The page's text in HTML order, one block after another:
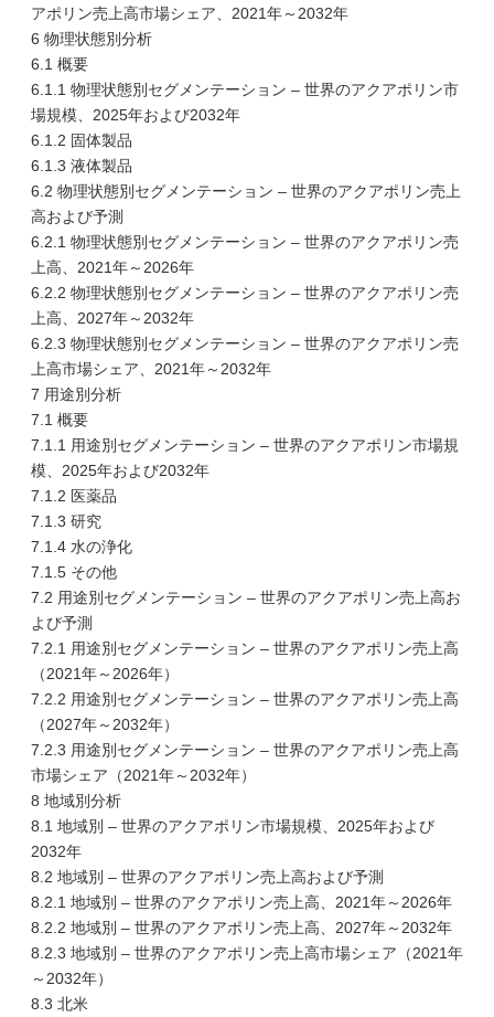
アポリン売上高市場シェア、2021年～2032年
6 物理状態別分析
6.1 概要
6.1.1 物理状態別セグメンテーション – 世界のアクアポリン市
場規模、2025年および2032年
6.1.2 固体製品
6.1.3 液体製品
6.2 物理状態別セグメンテーション – 世界のアクアポリン売上
高および予測
6.2.1 物理状態別セグメンテーション – 世界のアクアポリン売
上高、2021年～2026年
6.2.2 物理状態別セグメンテーション – 世界のアクアポリン売
上高、2027年～2032年
6.2.3 物理状態別セグメンテーション – 世界のアクアポリン売
上高市場シェア、2021年～2032年
7 用途別分析
7.1 概要
7.1.1 用途別セグメンテーション – 世界のアクアポリン市場規
模、2025年および2032年
7.1.2 医薬品
7.1.3 研究
7.1.4 水の浄化
7.1.5 その他
7.2 用途別セグメンテーション – 世界のアクアポリン売上高お
よび予測
7.2.1 用途別セグメンテーション – 世界のアクアポリン売上高
（2021年～2026年）
7.2.2 用途別セグメンテーション – 世界のアクアポリン売上高
（2027年～2032年）
7.2.3 用途別セグメンテーション – 世界のアクアポリン売上高
市場シェア（2021年～2032年）
8 地域別分析
8.1 地域別 – 世界のアクアポリン市場規模、2025年および
2032年
8.2 地域別 – 世界のアクアポリン売上高および予測
8.2.1 地域別 – 世界のアクアポリン売上高、2021年～2026年
8.2.2 地域別 – 世界のアクアポリン売上高、2027年～2032年
8.2.3 地域別 – 世界のアクアポリン売上高市場シェア（2021年
～2032年）
8.3 北米